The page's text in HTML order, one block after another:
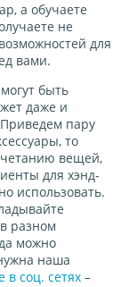
а обучаете
не
для
вами.
быть
даже и
пару
то
вещей,
для хэнд-
использовать.
разном
можно
наша
в соц. сетях –